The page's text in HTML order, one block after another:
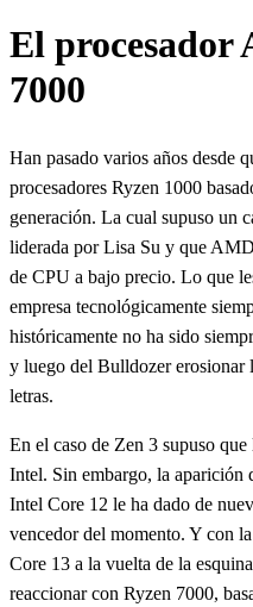
El procesador
7000
Han pasado varios años desde
procesadores Ryzen 1000
generación. La cual supuso un
liderada por Lisa Su y que
de CPU a bajo precio. Lo que
empresa tecnológicamente
históricamente no ha sido
y luego del Bulldozer erosionar
letras.
En el caso de Zen 3 supuso
Intel. Sin embargo, la aparición
Intel Core 12 le ha dado de
vencedor del momento. Y con
Core 13 a la vuelta de la
reaccionar con Ryzen 7000,